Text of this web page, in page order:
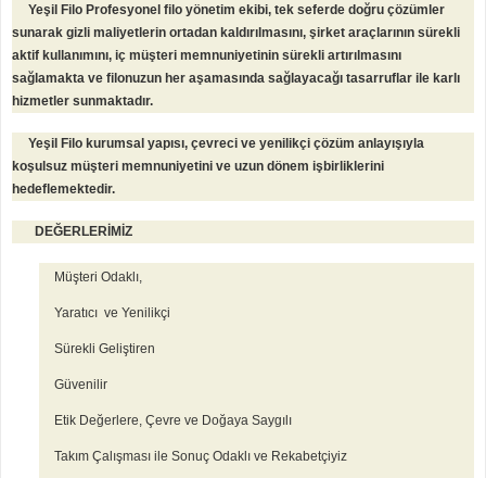
Yeşil Filo Profesyonel filo yönetim ekibi, tek seferde doğru çözümler
sunarak gizli maliyetlerin ortadan kaldırılmasını, şirket araçlarının sürekli
aktif kullanımını, iç müşteri memnuniyetinin sürekli artırılmasını
sağlamakta ve filonuzun her aşamasında sağlayacağı tasarruflar ile karlı
hizmetler sunmaktadır.
Yeşil Filo kurumsal yapısı, çevreci ve yenilikçi çözüm anlayışıyla
koşulsuz müşteri memnuniyetini ve uzun dönem işbirliklerini
hedeflemektedir.
DEĞERLERİMİZ
Müşteri Odaklı,
Yaratıcı ve Yenilikçi
Sürekli Geliştiren
Güvenilir
Etik Değerlere, Çevre ve Doğaya Saygılı
Takım Çalışması ile Sonuç Odaklı ve Rekabetçiyiz